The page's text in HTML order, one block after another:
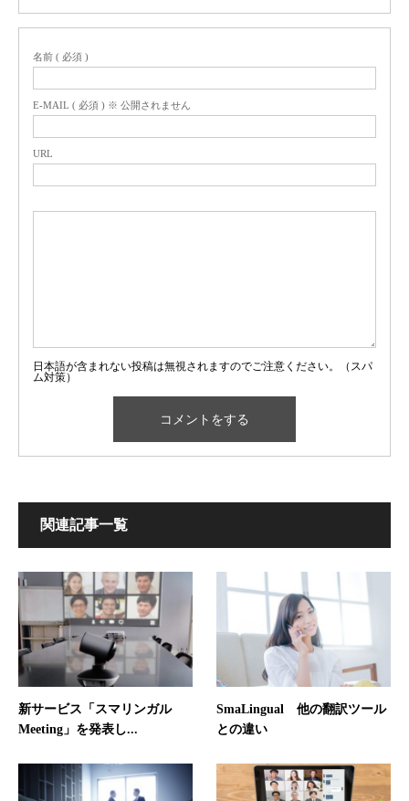
名前 ( 必須 )
E-MAIL ( 必須 ) ※ 公開されません
URL
日本語が含まれない投稿は無視されますのでご注意ください。（スパ
ム対策）
関連記事一覧
新サービス「スマリンガル
Meeting」を発表し...
SmaLingual 他の翻訳ツール
との違い